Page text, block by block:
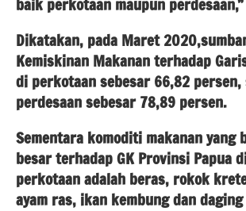
Dikatakan, pada Maret
Kemiskinan Makanan terhadap
di perkotaan sebesar 66,82 persen,
perdesaan sebesar 78,89 persen.
Sementara komoditi makanan yang
besar terhadap GK Provinsi Papua
perkotaan adalah beras, rokok
ayam ras, ikan kembung dan